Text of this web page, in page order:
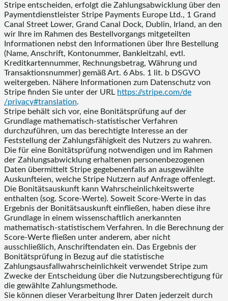
Stripe entscheiden, erfolgt die Zahlungsabwicklung über den
Paymentdienstleister Stripe Payments Europe Ltd., 1 Grand
Canal Street Lower, Grand Canal Dock, Dublin, Irland, an den
wir Ihre im Rahmen des Bestellvorgangs mitgeteilten
Informationen nebst den Informationen über Ihre Bestellung
(Name, Anschrift, Kontonummer, Bankleitzahl, evtl.
Kreditkartennummer, Rechnungsbetrag, Währung und
Transaktionsnummer) gemäß Art. 6 Abs. 1 lit. b DSGVO
weitergeben. Nähere Informationen zum Datenschutz von
Stripe finden Sie unter der URL https://stripe.com/de
/privacy#translation.
Stripe behält sich vor, eine Bonitätsprüfung auf der
Grundlage mathematisch-statistischer Verfahren
durchzuführen, um das berechtigte Interesse an der
Feststellung der Zahlungsfähigkeit des Nutzers zu wahren.
Die für eine Bonitätsprüfung notwendigen und im Rahmen
der Zahlungsabwicklung erhaltenen personenbezogenen
Daten übermittelt Stripe gegebenenfalls an ausgewählte
Auskunfteien, welche Stripe Nutzern auf Anfrage offenlegt.
Die Bonitätsauskunft kann Wahrscheinlichkeitswerte
enthalten (sog. Score-Werte). Soweit Score-Werte in das
Ergebnis der Bonitätsauskunft einfließen, haben diese ihre
Grundlage in einem wissenschaftlich anerkannten
mathematisch-statistischem Verfahren. In die Berechnung der
Score-Werte fließen unter anderem, aber nicht
ausschließlich, Anschriftendaten ein. Das Ergebnis der
Bonitätsprüfung in Bezug auf die statistische
Zahlungsausfallwahrscheinlichkeit verwendet Stripe zum
Zwecke der Entscheidung über die Nutzungsberechtigung für
die gewählte Zahlungsmethode.
Sie können dieser Verarbeitung Ihrer Daten jederzeit durch